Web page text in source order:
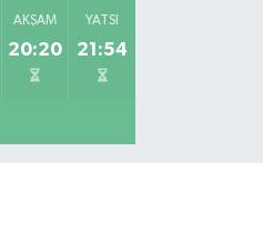
AKŞAM
20:20
YATSI
21:54